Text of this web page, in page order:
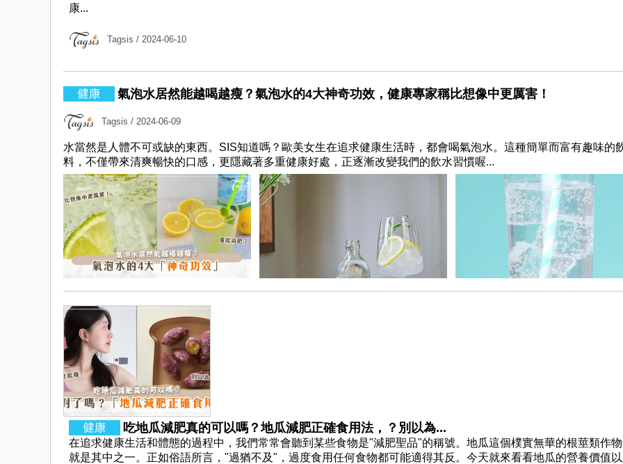
康...
Tagsis / 2024-06-10
氣泡水居然能越喝越瘦？氣泡水的4大神奇功效，健康專家稱比想像中更厲害！
Tagsis / 2024-06-09
水當然是人體不可或缺的東西。SIS知道嗎？歐美女生在追求健康生活時，都會喝氣泡水。這種簡單而富有趣味的
料，不僅帶來清爽暢快的口感，更隱藏著多重健康好處，正逐漸改變我們的飲水習慣喔...
吃地瓜減肥真的可以嗎？地瓜減肥正確食用法，？別以為...
在追求健康生活和體態的過程中，我們常常會聽到某些食物是"減肥聖品"的稱號。地瓜這個樸實無華的根莖類作
就是其中之一。正如俗語所言，"過猶不及"，過度食用任何食物都可能適得其反。今天就來看看地瓜的營養價值